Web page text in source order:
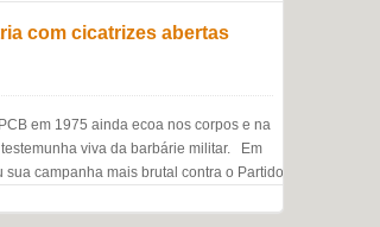
com cicatrizes abertas
em 1975 ainda ecoa nos corpos e na
viva da barbárie militar. Em
campanha mais brutal contra o Partido Comunista […]